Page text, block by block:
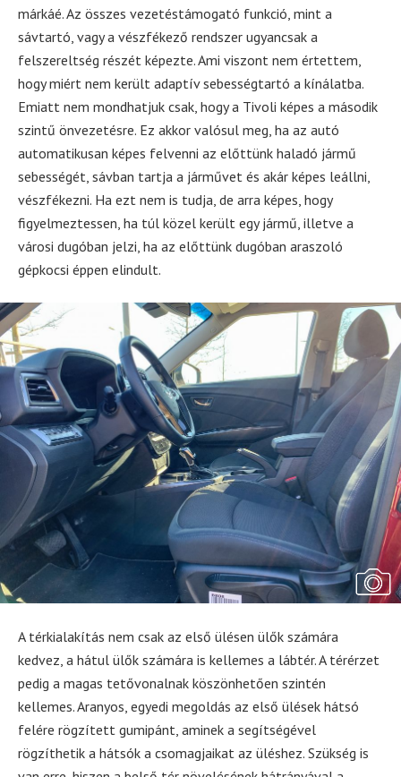
márkáé. Az összes vezetéstámogató funkció, mint a
sávtartó, vagy a vészfékező rendszer ugyancsak a
felszereltség részét képezte. Ami viszont nem értettem,
hogy miért nem került adaptív sebességtartó a kínálatba.
Emiatt nem mondhatjuk csak, hogy a Tivoli képes a második
szintű önvezetésre. Ez akkor valósul meg, ha az autó
automatikusan képes felvenni az előttünk haladó jármű
sebességét, sávban tartja a járművet és akár képes leállni,
vészfékezni. Ha ezt nem is tudja, de arra képes, hogy
figyelmeztessen, ha túl közel került egy jármű, illetve a
városi dugóban jelzi, ha az előttünk dugóban araszoló
gépkocsi éppen elindult.
A térkialakítás nem csak az első ülésen ülők számára
kedvez, a hátul ülők számára is kellemes a lábtér. A térérzet
pedig a magas tetővonalnak köszönhetően szintén
kellemes. Aranyos, egyedi megoldás az első ülések hátsó
felére rögzített gumipánt, aminek a segítségével
rögzíthetik a hátsók a csomagjaikat az üléshez. Szükség is